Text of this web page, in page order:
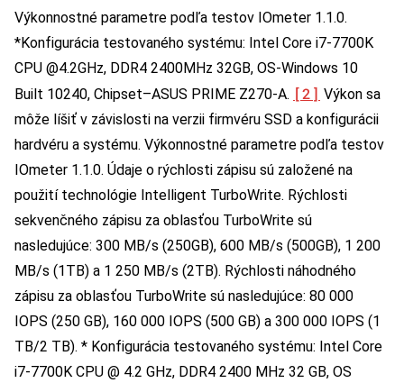
Výkonnostné parametre podľa testov IOmeter 1.1.0.
*Konfigurácia testovaného systému: Intel Core i7-7700K
CPU @4.2GHz, DDR4 2400MHz 32GB, OS-Windows 10
Built 10240, Chipset–ASUS PRIME Z270-A. [2] Výkon sa
môže líšiť v závislosti na verzii firmvéru SSD a konfigurácii
hardvéru a systému. Výkonnostné parametre podľa testov
IOmeter 1.1.0. Údaje o rýchlosti zápisu sú založené na
použití technológie Intelligent TurboWrite. Rýchlosti
sekvenčného zápisu za oblasťou TurboWrite sú
nasledujúce: 300 MB/s (250GB), 600 MB/s (500GB), 1 200
MB/s (1TB) a 1 250 MB/s (2TB). Rýchlosti náhodného
zápisu za oblasťou TurboWrite sú nasledujúce: 80 000
IOPS (250 GB), 160 000 IOPS (500 GB) a 300 000 IOPS (1
TB/2 TB). * Konfigurácia testovaného systému: Intel Core
i7-7700K CPU @ 4.2 GHz, DDR4 2400 MHz 32 GB, OS